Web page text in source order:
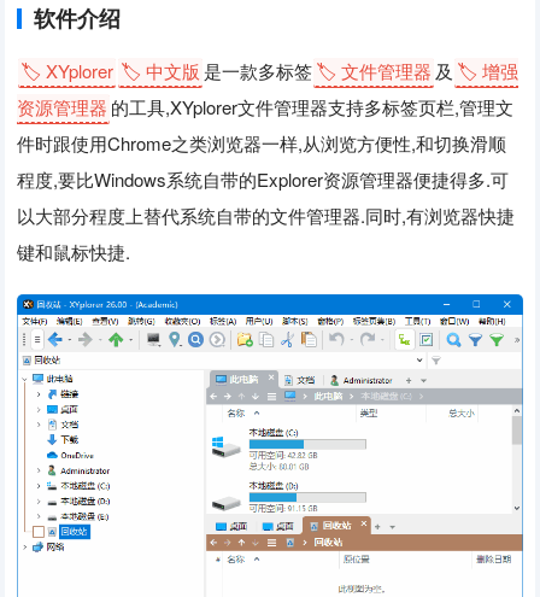
软件介绍
🏷️ XYplorer 🏷️ 中文版 是一款多标签🏷️ 文件管理器 及 🏷️ 增强
资源管理器 的工具,XYplorer文件管理器支持多标签页栏,管理文
件时跟使用Chrome之类浏览器一样,从浏览方便性,和切换滑顺
程度,要比Windows系统自带的Explorer资源管理器便捷得多.可
以大部分程度上替代系统自带的文件管理器.同时,有浏览器快捷
键和鼠标快捷.